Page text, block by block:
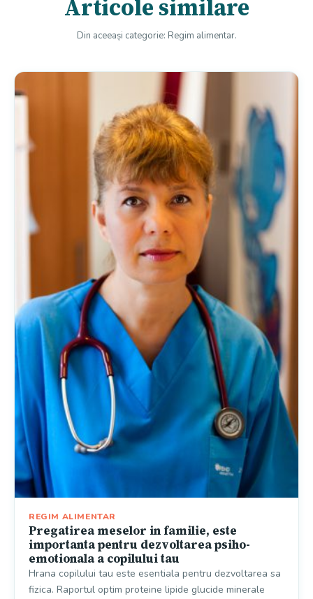
Articole similare
Din aceeași categorie: Regim alimentar.
REGIM ALIMENTAR
Pregatirea meselor in familie, este
importanta pentru dezvoltarea psiho-
emotionala a copilului tau
Hrana copilului tau este esentiala pentru dezvoltarea sa
fizica. Raportul optim proteine lipide glucide minerale